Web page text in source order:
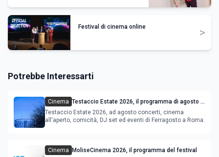
Festival di cinema online >
Potrebbe Interessarti
Cinema Testaccio Estate 2026, il programma di agosto e
Ferragosto
Testaccio Estate 2026, ad agosto concerti, cinema
all'aperto, comicità, DJ set ed eventi di Ferragosto a Roma.
Cinema
MoliseCinema 2026, il programma del festival